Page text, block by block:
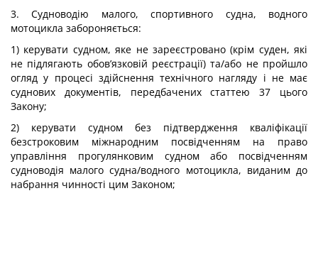
3. Судноводію малого, спортивного судна, водного
мотоцикла забороняється:
1) керувати судном, яке не зареєстровано (крім суден, які
не підлягають обов’язковій реєстрації) та/або не пройшло
огляд у процесі здійснення технічного нагляду і не має
суднових документів, передбачених статтею 37 цього
Закону;
2) керувати судном без підтвердження кваліфікації
безстроковим міжнародним посвідченням на право
управління прогулянковим судном або посвідченням
судноводія малого судна/водного мотоцикла, виданим до
набрання чинності цим Законом;